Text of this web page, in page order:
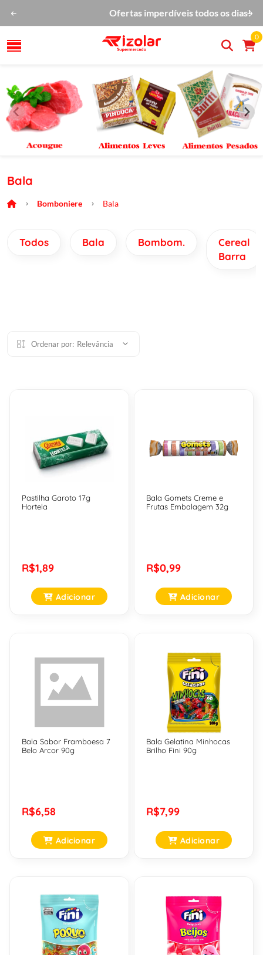
No Rizolar você tem mais economia!
0
Bala
Bomboniere Bala
Todos Bala Bombom.
Cereal
Barra
Ordenar por: Relevância
Pastilha Garoto 17g
Hortela
R$1,89
Adicionar
Bala Gomets Creme e
Frutas Embalagem 32g
R$0,99
Adicionar
Bala Sabor Framboesa 7
Belo Arcor 90g
R$6,58
Adicionar
Bala Gelatina Minhocas
Brilho Fini 90g
R$7,99
Adicionar